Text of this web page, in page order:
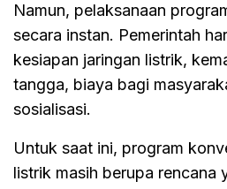
Namun, pelaksanaan
secara instan. Pemerintah
kesiapan jaringan listrik,
tangga, biaya bagi
sosialisasi.
Untuk saat ini, program
listrik masih berupa rencana